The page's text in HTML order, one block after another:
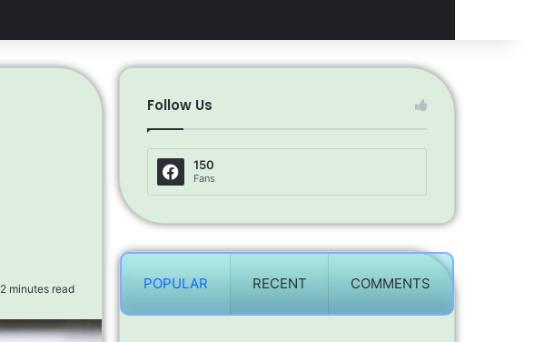
2 minutes read
Follow Us
150
Fans
POPULAR RECENT COMMENTS